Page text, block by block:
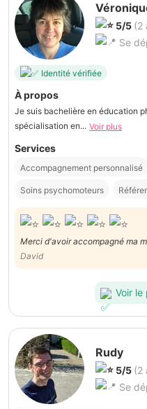
5/5 (2
Se
Identité vérifiée
À propos
Je suis bachelière en éducation
spécialisation en... Voir plus
Services
Accompagnement personnalisé
Soins psychomoteurs
Merci d'avoir accompagné ma
David
Voir le
Rudy
5/5 (2
Se